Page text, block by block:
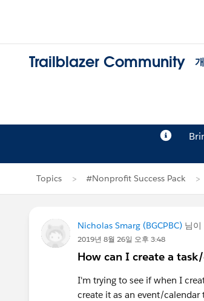
Trailblazer Community
Topics #Nonprofit Success Pack
Nicholas Smarg (BGCPBC) 님이
2019년 8월 26일 오후 3:48
How can I create a
I'm trying to see if when I
create it as an event/calendar